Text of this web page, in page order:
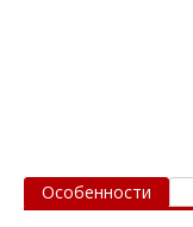
Особенности